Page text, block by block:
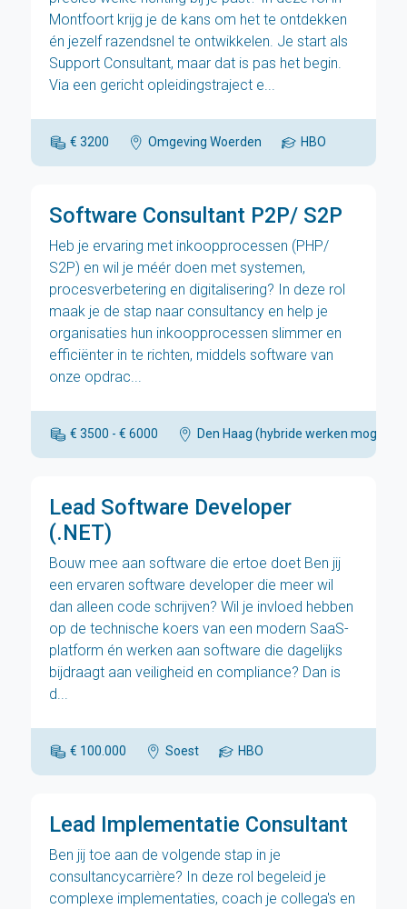
Montfoort krijg je de kans om het te ontdekken
én jezelf razendsnel te ontwikkelen. Je start als
Support Consultant, maar dat is pas het begin.
Via een gericht opleidingstraject e...
€ 3200 Omgeving Woerden HBO
Software Consultant P2P/ S2P
Heb je ervaring met inkoopprocessen (PHP/
S2P) en wil je méér doen met systemen,
procesverbetering en digitalisering? In deze rol
maak je de stap naar consultancy en help je
organisaties hun inkoopprocessen slimmer en
efficiënter in te richten, middels software van
onze opdrac...
€ 3500 - € 6000 Den Haag (hybride werken mogelijk)
Lead Software Developer
(.NET)
Bouw mee aan software die ertoe doet Ben jij
een ervaren software developer die meer wil
dan alleen code schrijven? Wil je invloed hebben
op de technische koers van een modern SaaS-
platform én werken aan software die dagelijks
bijdraagt aan veiligheid en compliance? Dan is
d...
€ 100.000 Soest HBO
Lead Implementatie Consultant
Ben jij toe aan de volgende stap in je
consultancycarrière? In deze rol begeleid je
complexe implementaties, coach je collega's en